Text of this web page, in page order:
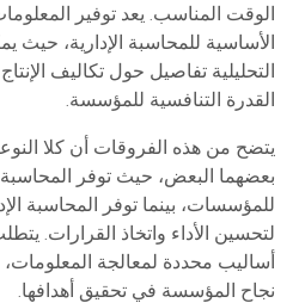
الوقت المناسب. يعد توفير
الأساسية للمحاسبة الإدارية، حيث
التحليلية تفاصيل حول تكاليف
القدرة التنافسية للمؤسسة.
يتضح من هذه الفروقات أن كلا
بعضهما البعض، حيث توفر المحاسبة
للمؤسسات، بينما توفر المحاسبة
لتحسين الأداء واتخاذ القرارات.
أساليب محددة لمعالجة
نجاح المؤسسة في تحقيق أهدافها.